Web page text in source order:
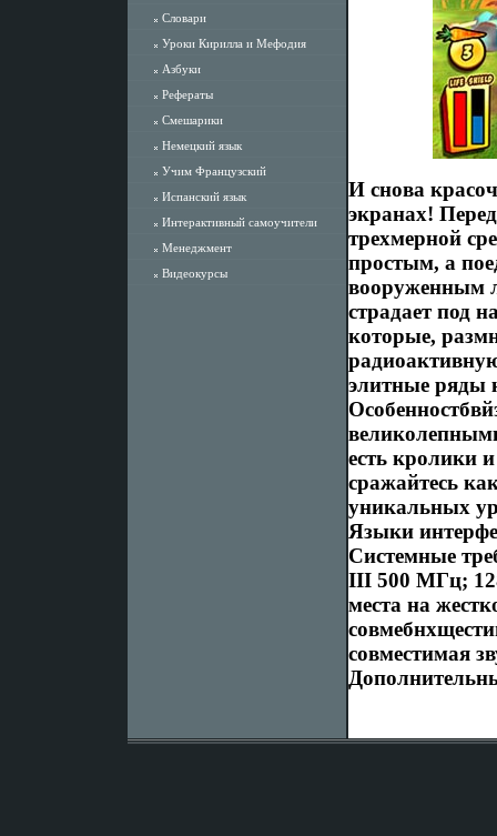
Словари
Уроки Кирилла и Мефодия
Азбуки
Рефераты
Смешарики
Немецкий язык
Учим Французский
Испанский язык
Интерактивный самоучители
Менеджмент
Видеокурсы
И снова
экранах!
трехмерной
простым, а
вооруженным
страдает под
которые,
элитные ряды
есть кролики
сражайтесь
уникальных
Языки
Cистемные
III 500 МГц;
места на
совместимая